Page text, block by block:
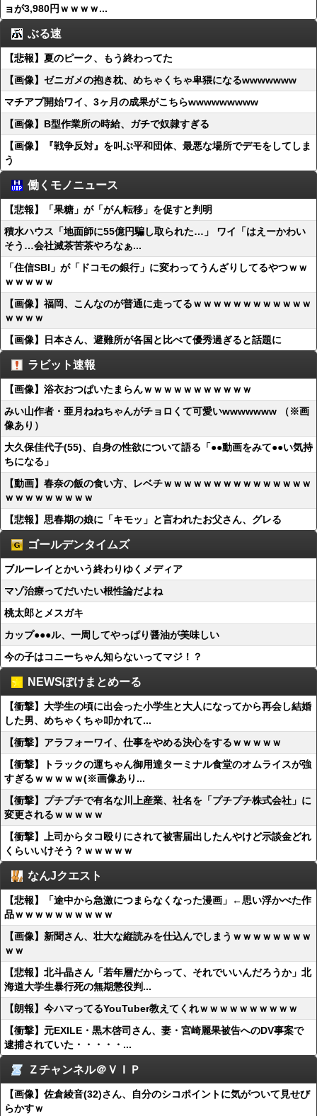
ョが3,980円ｗｗｗｗ...
ぶる速
【悲報】夏のピーク、もう終わってた
【画像】ゼニガメの抱き枕、めちゃくちゃ卑猥になるwwwwwww
マチアプ開始ワイ、3ヶ月の成果がこちらwwwwwwwww
【画像】B型作業所の時給、ガチで奴隷すぎる
【画像】『戦争反対』を叫ぶ平和団体、最悪な場所でデモをしてしま
う
働くモノニュース
【悲報】「果糖」が「がん転移」を促すと判明
積水ハウス「地面師に55億円騙し取られた…」 ワイ「はえーかわい
そう…会社滅茶苦茶やろなぁ...
「住信SBI」が「ドコモの銀行」に変わってうんざりしてるやつｗｗ
ｗｗｗｗｗ
【画像】福岡、こんなのが普通に走ってるｗｗｗｗｗｗｗｗｗｗｗｗ
ｗｗｗｗ
【画像】日本さん、避難所が各国と比べて優秀過ぎると話題に
ラビット速報
【画像】浴衣おつぱいたまらんｗｗｗｗｗｗｗｗｗｗｗ
みい山作者・亜月ねねちゃんがチョロくて可愛いwwwwwww （※画
像あり）
大久保佳代子(55)、自身の性欲について語る「●●動画をみて●●い気持
ちになる」
【動画】春奈の飯の食い方、レベチｗｗｗｗｗｗｗｗｗｗｗｗｗｗｗ
ｗｗｗｗｗｗｗｗｗ
【悲報】思春期の娘に「キモッ」と言われたお父さん、グレる
ゴールデンタイムズ
ブルーレイとかいう終わりゆくメディア
マゾ治療ってだいたい根性論だよね
桃太郎とメスガキ
カップ●●●ル、一周してやっぱり醤油が美味しい
今の子はコニーちゃん知らないってマジ！？
NEWSぽけまとめーる
【衝撃】大学生の頃に出会った小学生と大人になってから再会し結婚
した男、めちゃくちゃ叩かれて...
【衝撃】アラフォーワイ、仕事をやめる決心をするｗｗｗｗｗ
【衝撃】トラックの運ちゃん御用達ターミナル食堂のオムライスが強
すぎるｗｗｗｗｗ(※画像あり...
【衝撃】プチプチで有名な川上産業、社名を「プチプチ株式会社」に
変更されるｗｗｗｗｗ
【衝撃】上司からタコ殴りにされて被害届出したんやけど示談金どれ
くらいいけそう？ｗｗｗｗｗ
なんJクエスト
【悲報】「途中から急激につまらなくなった漫画」←思い浮かべた作
品ｗｗｗｗｗｗｗｗｗｗ
【画像】新聞さん、壮大な縦読みを仕込んでしまうｗｗｗｗｗｗｗｗ
ｗｗ
【悲報】北斗晶さん「若年層だからって、それでいいんだろうか」北
海道大学生暴行死の無期懲役判...
【朗報】今ハマってるYouTuber教えてくれｗｗｗｗｗｗｗｗｗｗ
【衝撃】元EXILE・黒木啓司さん、妻・宮崎麗果被告へのDV事案で
逮捕されていた・・・・・...
Ｚチャンネル＠ＶＩＰ
【画像】佐倉綾音(32)さん、自分のシコポイントに気がついて見せび
らかすｗ